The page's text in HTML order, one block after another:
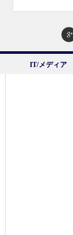
IT/メディア